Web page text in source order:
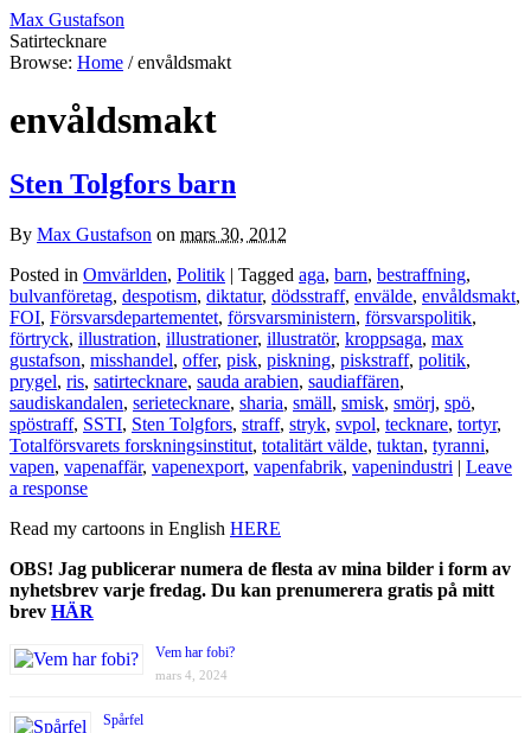
Max Gustafson
Satirtecknare
Browse: Home / envåldsmakt
envåldsmakt
Sten Tolgfors barn
By Max Gustafson on mars 30, 2012
Posted in Omvärlden, Politik | Tagged aga, barn, bestraffning,
bulvanföretag, despotism, diktatur, dödsstraff, envälde, envåldsmakt,
FOI, Försvarsdepartementet, försvarsministern, försvarspolitik,
förtryck, illustration, illustrationer, illustratör, kroppsaga, max
gustafson, misshandel, offer, pisk, piskning, piskstraff, politik,
prygel, ris, satirtecknare, sauda arabien, saudiaffären,
saudiskandalen, serietecknare, sharia, smäll, smisk, smörj, spö,
spöstraff, SSTI, Sten Tolgfors, straff, stryk, svpol, tecknare, tortyr,
Totalförsvarets forskningsinstitut, totalitärt välde, tuktan, tyranni,
vapen, vapenaffär, vapenexport, vapenfabrik, vapenindustri | Leave
a response
Read my cartoons in English HERE
OBS! Jag publicerar numera de flesta av mina bilder i form av
nyhetsbrev varje fredag. Du kan prenumerera gratis på mitt
brev HÄR
Vem har fobi?
mars 4, 2024
Spårfel